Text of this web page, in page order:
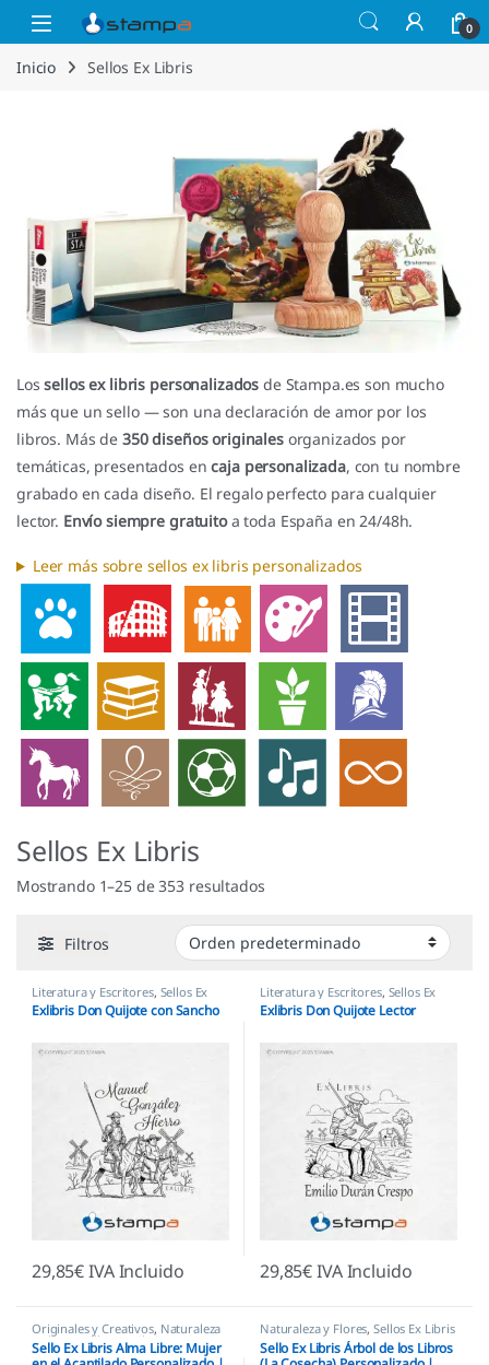
Saltar a la navegación
Saltar al contenido
Open 0
Inicio Sellos Ex Libris
Lossellos ex libris personalizados de Stampa.es son mucho
más que un sello — son una declaración de amor por los
libros. Más de 350 diseños originalesorganizados por
temáticas, presentados encaja personalizada, con tu nombre
grabado en cada diseño. El regalo perfecto para cualquier
lector. Envío siempre gratuitoa toda España en 24/48h.
Leer más sobre sellos ex libris personalizados
Sellos Ex Libris
Mostrando 1–25 de 353 resultados
Filtros
Literatura y Escritores, Sellos Ex
Libris
Exlibris Don Quijote con Sancho
29,85€IVA Incluido
Literatura y Escritores, Sellos Ex
Libris
Exlibris Don Quijote Lector
29,85€IVA Incluido
Originales y Creativos, Naturaleza
y Flores Sellos Ex Libris
Sello Ex Libris Alma Libre: Mujer
Naturaleza y Flores,Sellos Ex Libris
Sello Ex Libris Árbol de los Libros